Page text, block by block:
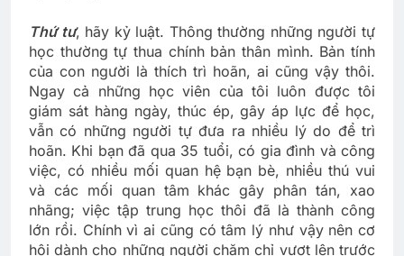
Thứ tư, hãy kỷ luật. Thông thường những người tự
học thường tự thua chính bản thân mình. Bản tính
của con người là thích trì hoãn, ai cũng vậy thôi.
Ngay cả những học viên của tôi luôn được tôi
giám sát hàng ngày, thúc ép, gây áp lực để học,
vẫn có những người tự đưa ra nhiều lý do để trì
hoãn. Khi bạn đã qua 35 tuổi, có gia đình và công
việc, có nhiều mối quan hệ bạn bè, nhiều thú vui
và các mối quan tâm khác gây phân tán, xao
nhãng; việc tập trung học thôi đã là thành công
lớn rồi. Chính vì ai cũng có tâm lý như vậy nên cơ
hội dành cho những người chăm chỉ vượt lên trước